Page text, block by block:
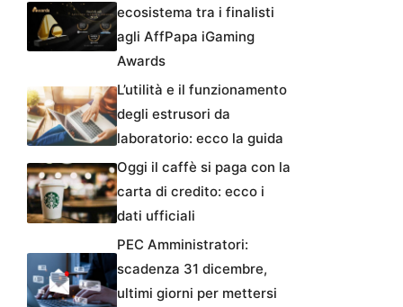
ecosistema tra i finalisti
agli AffPapa iGaming
Awards
L’utilità e il funzionamento
degli estrusori da
laboratorio: ecco la guida
Oggi il caffè si paga con la
carta di credito: ecco i
dati ufficiali
PEC Amministratori:
scadenza 31 dicembre,
ultimi giorni per mettersi